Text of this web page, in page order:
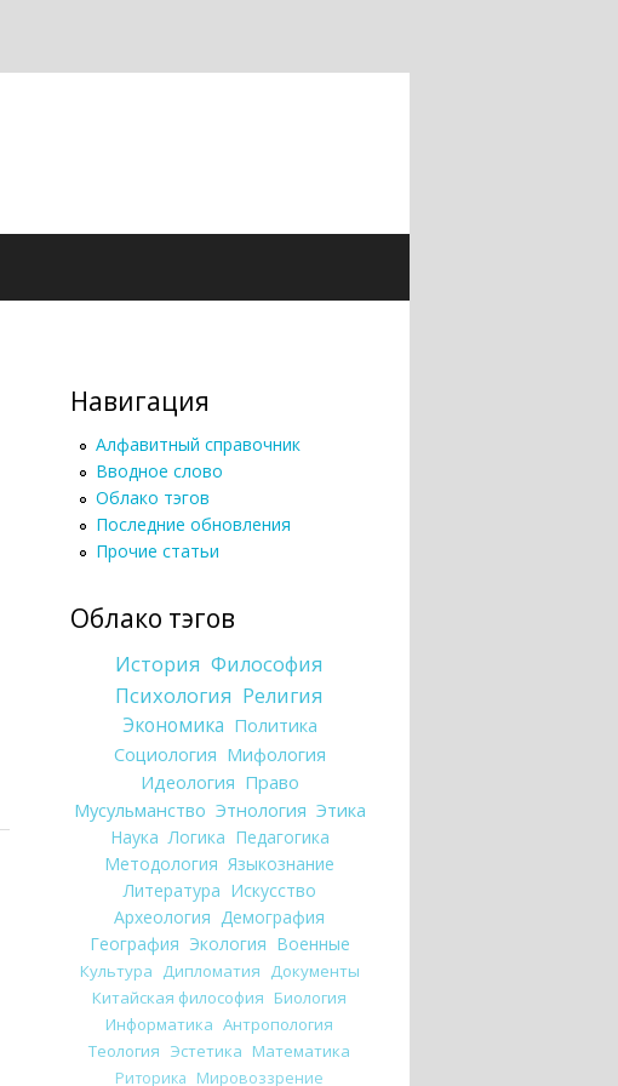
Навигация
Алфавитный справочник
Вводное слово
Облако тэгов
Последние обновления
Прочие статьи
Облако тэгов
История Философия
Психология Религия
Экономика Политика
Социология Мифология
Идеология Право
Мусульманство Этнология Этика
Наука Логика Педагогика
Методология Языкознание
Литература Искусство
Археология Демография
География Экология Военные
Культура Дипломатия Документы
Китайская философия Биология
Информатика Антропология
Теология Эстетика Математика
Риторика Мировоззрение